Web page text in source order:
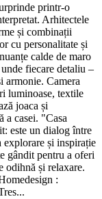
printr-o
Arhitectele
și combinații
cu personalitate și
calde de maro
fiecare detaliu –
armonie. Camera
luminoase, textile
joaca și
a casei. "Casa
este un dialog între
și inspirație
gândit pentru a oferi
odihnă și relaxare.
: